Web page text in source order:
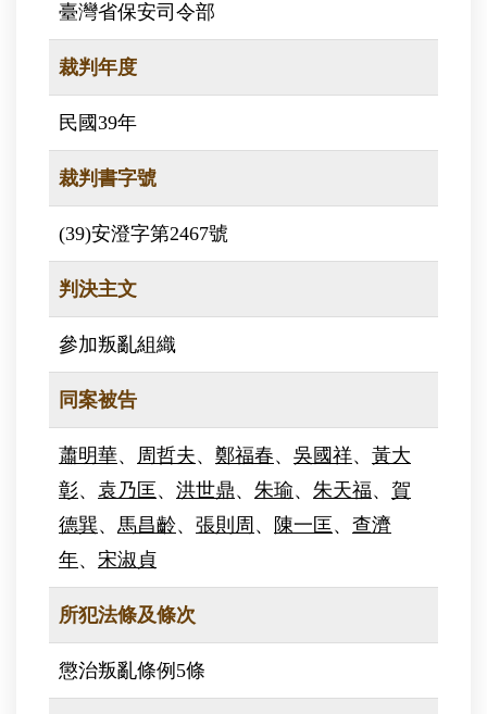
臺灣省保安司令部
裁判年度
民國39年
裁判書字號
(39)安澄字第2467號
判決主文
參加叛亂組織
同案被告
蕭明華、 周哲夫、 鄭福春、 吳國祥、 黃大
彰、 袁乃匡 、 洪世鼎、 朱瑜、 朱天福、 賀
德巽、 馬昌齡、 張則周 、 陳一匡 、 查濟
年、 宋淑貞
所犯法條及條次
懲治叛亂條例5條